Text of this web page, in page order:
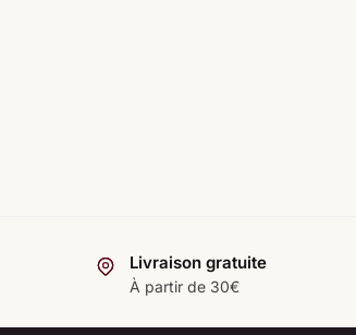
Livraison gratuite
À partir de 30€